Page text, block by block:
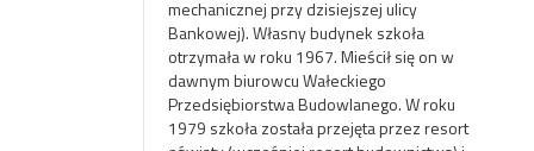
mechanicznej przy dzisiejszej ulicy
Bankowej). Własny budynek szkoła
otrzymała w roku 1967. Mieścił się on w
dawnym biurowcu Wałeckiego
Przedsiębiorstwa Budowlanego. W roku
1979 szkoła została przejęta przez resort